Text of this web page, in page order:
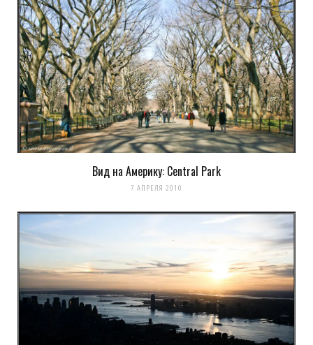
Оповещать о новых
комментариях. А можно простоподписаться на комментарии
Вид на Америку: Central Park
7 АПРЕЛЯ 2010